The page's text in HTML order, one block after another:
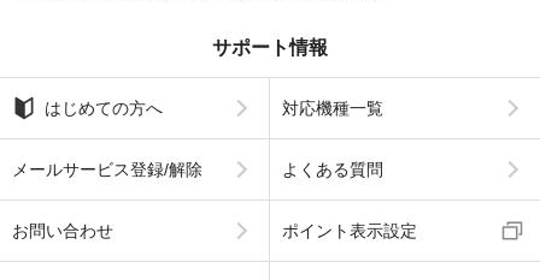
サポート情報
はじめての方へ 対応機種一覧
メールサービス登録/解除 よくある質問
お問い合わせ ポイント表示設定